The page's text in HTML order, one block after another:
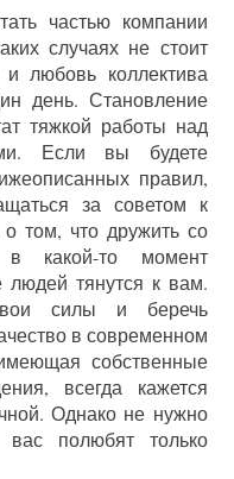
частью компании
случаях не стоит
любовь коллектива
день. Становление
тяжкой работы над
Если вы будете
правил,
за советом к
том, что дружить со
какой-то момент
людей тянутся к вам.
силы и беречь
в современном
собственные
всегда кажется
Однако не нужно
полюбят только